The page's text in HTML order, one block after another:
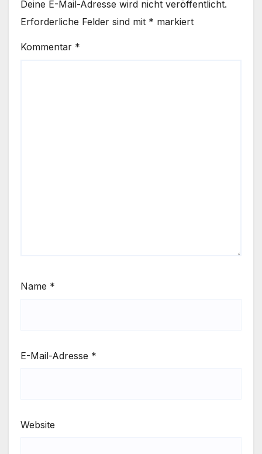
Deine E-Mail-Adresse wird nicht veröffentlicht.
Erforderliche Felder sind mit * markiert
Kommentar *
Name *
E-Mail-Adresse *
Website